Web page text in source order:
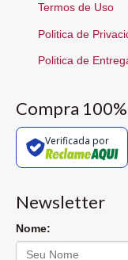
Termos de Uso
Politica de
Politica de
Compra
Verificada por
Newsletter
Nome: